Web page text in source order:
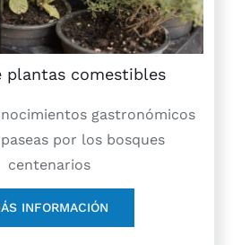
plantas comestibles
gastronómicos
por los bosques
centenarios
INFORMACIÓN